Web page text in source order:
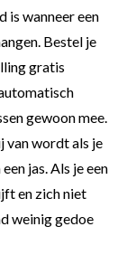
wanneer een
Bestel je
gratis
gewoon mee.
van wordt als je
jas. Als je een
en zich niet
weinig gedoe